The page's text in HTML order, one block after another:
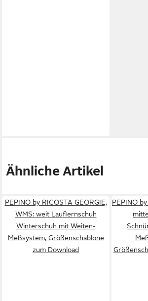
Ähnliche Artikel
PEPINO by RICOSTA GEORGIE,
WMS: weit Lauflernschuh
Winterschuh mit Weiten-
Meßsystem, Größenschablone
zum Download
PEPINO